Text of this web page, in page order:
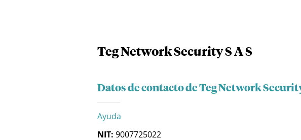
Teg Network Security S A S
Datos de contacto de Teg Network
Ayuda
NIT: 9007725022